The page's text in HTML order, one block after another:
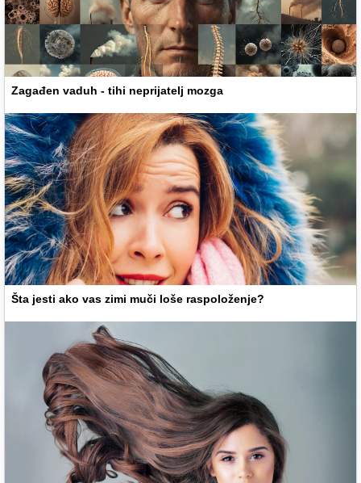
Zagađen vaduh - tihi neprijatelj mozga
Šta jesti ako vas zimi muči loše raspoloženje?